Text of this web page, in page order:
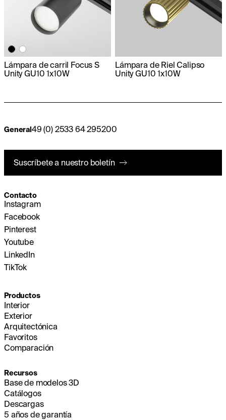
Lámpara de carril Focus S
Unity GU10 1x10W
Lámpara de Riel Calipso
Unity GU10 1x10W
General 49 (0) 2533 64 295200
Suscríbete a nuestro boletín
Contacto
Instagram
Facebook
Pinterest
Youtube
LinkedIn
TikTok
Productos
Interior
Exterior
Arquitectónica
Favoritos
Comparación
Recursos
Base de modelos 3D
Catálogos
Descargas
5 años de garantía